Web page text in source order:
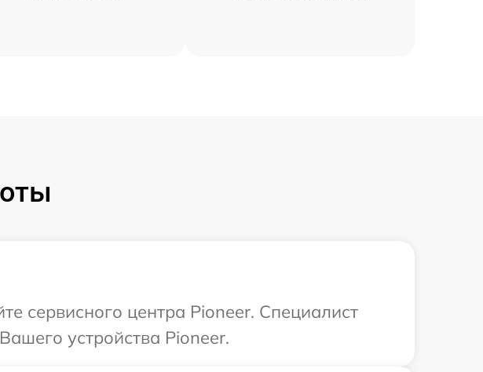
сервисного центра Pioneer. Специалист
устройства Pioneer.